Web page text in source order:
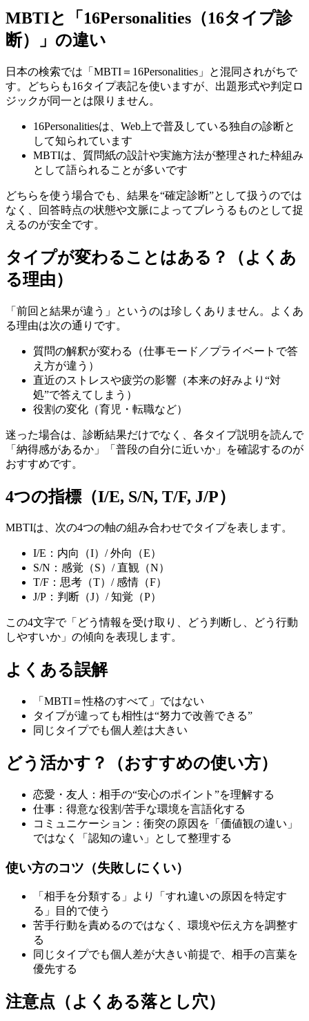
MBTIと「16Personalities（16タイプ診
断）」の違い
日本の検索では「MBTI＝16Personalities」と混同されがちで
す。どちらも16タイプ表記を使いますが、出題形式や判定ロ
ジックが同一とは限りません。
16Personalitiesは、Web上で普及している独自の診断と
して知られています
MBTIは、質問紙の設計や実施方法が整理された枠組み
として語られることが多いです
どちらを使う場合でも、結果を“確定診断”として扱うのでは
なく、回答時点の状態や文脈によってブレうるものとして捉
えるのが安全です。
タイプが変わることはある？（よくあ
る理由）
「前回と結果が違う」というのは珍しくありません。よくあ
る理由は次の通りです。
質問の解釈が変わる（仕事モード／プライベートで答
え方が違う）
直近のストレスや疲労の影響（本来の好みより“対
処”で答えてしまう）
役割の変化（育児・転職など）
迷った場合は、診断結果だけでなく、各タイプ説明を読んで
「納得感があるか」「普段の自分に近いか」を確認するのが
おすすめです。
4つの指標（I/E, S/N, T/F, J/P）
MBTIは、次の4つの軸の組み合わせでタイプを表します。
I/E：内向（I）/ 外向（E）
S/N：感覚（S）/ 直観（N）
T/F：思考（T）/ 感情（F）
J/P：判断（J）/ 知覚（P）
この4文字で「どう情報を受け取り、どう判断し、どう行動
しやすいか」の傾向を表現します。
よくある誤解
「MBTI＝性格のすべて」ではない
タイプが違っても相性は“努力で改善できる”
同じタイプでも個人差は大きい
どう活かす？（おすすめの使い方）
恋愛・友人：相手の“安心のポイント”を理解する
仕事：得意な役割/苦手な環境を言語化する
コミュニケーション：衝突の原因を「価値観の違い」
ではなく「認知の違い」として整理する
使い方のコツ（失敗しにくい）
「相手を分類する」より「すれ違いの原因を特定す
る」目的で使う
苦手行動を責めるのではなく、環境や伝え方を調整す
る
同じタイプでも個人差が大きい前提で、相手の言葉を
優先する
注意点（よくある落とし穴）